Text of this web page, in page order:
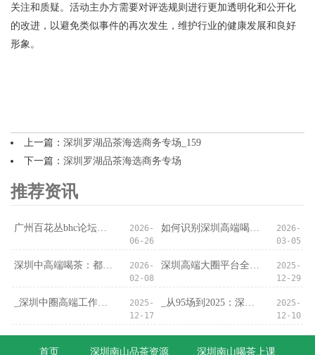
关注和质疑。活动主办方需要对评选规则进行更加透明化和公开化
的改进，以避免类似事件的再次发生，维护行业的健康发展和良好
形象。
上一篇： 深圳罗湖品茶海选商务专场_159
下一篇： 深圳罗湖品茶海选商务专场
推荐资讯
‌广州百花丛bhc论坛‌：论坛里的“资源陷阱”
2026-
06-26
如何识别深圳高端喝茶会所的隐藏服务？
2026-
03-05
深圳中高端喝茶：都市人的深夜疗愈
2026-
02-08
深圳高端大圈平台全解析：可靠性与安全性
2025-
12-29
_深圳中圈高端工作室暗访实录：门禁后的真实场景_
2025-
12-17
_从95场到2025：深圳夜经济的十年光影_
2025-
12-10
首页 深圳南山品茶资源 深圳南山喝茶上课